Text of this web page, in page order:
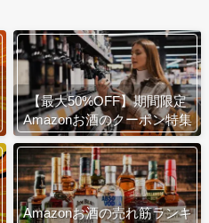
【最大50%OFF】期間限定
Amazonお酒のクーポン特集
Amazonお酒の売れ筋ランキ